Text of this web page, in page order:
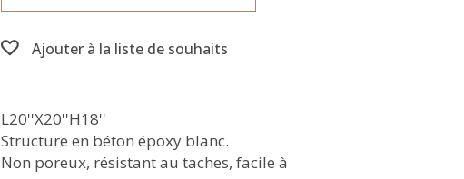
Ajouter à la liste de souhaits
L20''X20''H18''
Structure en béton époxy blanc.
Non poreux, résistant au taches, facile à